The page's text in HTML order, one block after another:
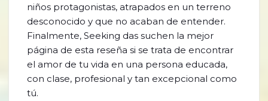
niños protagonistas, atrapados en un terreno
desconocido y que no acaban de entender.
Finalmente, Seeking das suchen la mejor
página de esta reseña si se trata de encontrar
el amor de tu vida en una persona educada,
con clase, profesional y tan excepcional como
tú.